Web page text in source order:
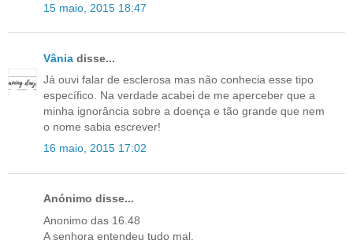
15 maio, 2015 18:47
Vânia disse...
Já ouvi falar de esclerosa mas não conhecia esse tipo
específico. Na verdade acabei de me aperceber que a
minha ignorância sobre a doença e tão grande que nem
o nome sabia escrever!
16 maio, 2015 17:02
Anónimo disse...
Anonimo das 16.48
A senhora entendeu tudo mal.